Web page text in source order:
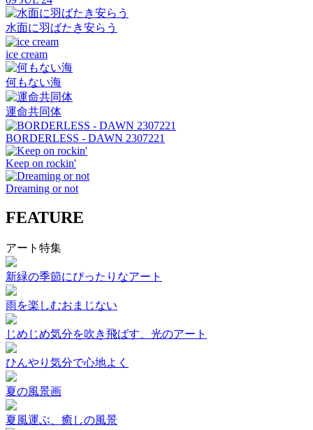
水面に羽ばたき安らう
ice cream
何もない海
運命共同体
BORDERLESS - DAWN 2307221
Keep on rockin'
Dreaming or not
FEATURE
アート特集
新緑の季節にぴったりなアート
雨を楽しむおまじない
じめじめ気分を吹き飛ばす、光のアート
ひんやり気分で心地よく
夏の風景画
夏風運ぶ、癒しの風景